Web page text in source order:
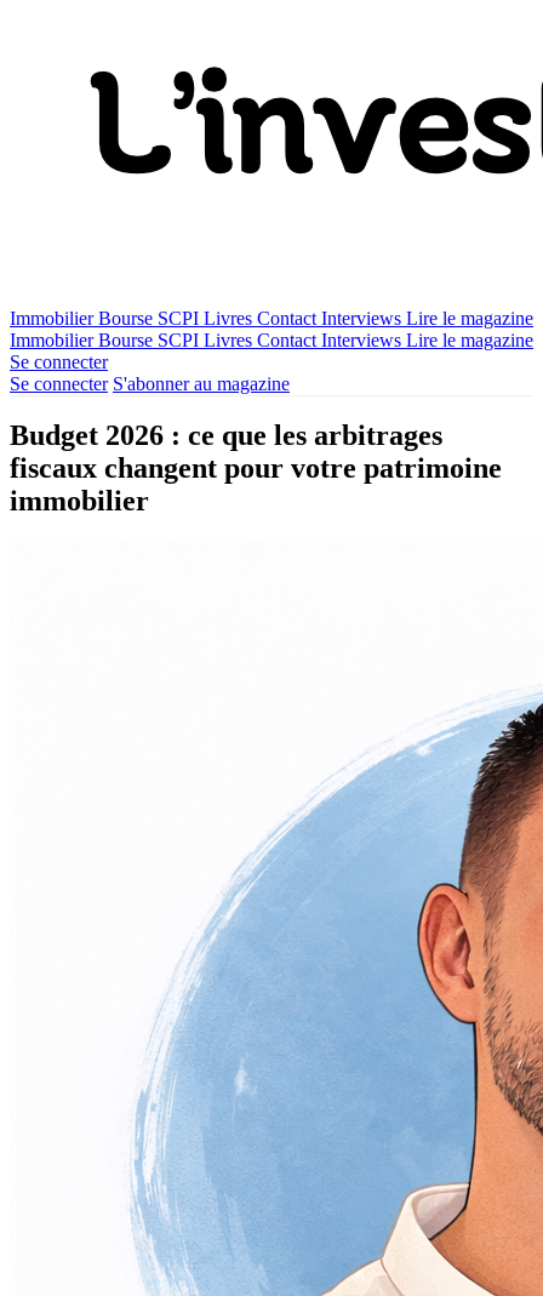
ImmobilierBourse SCPI Livres Contact Interviews Lire le magazine
ImmobilierBourse SCPI Livres Contact Interviews Lire le magazine
Se connecter
Se connecter S'abonner au magazine
Budget 2026 : ce que les arbitrages
fiscaux changent pour votre patrimoine
immobilier